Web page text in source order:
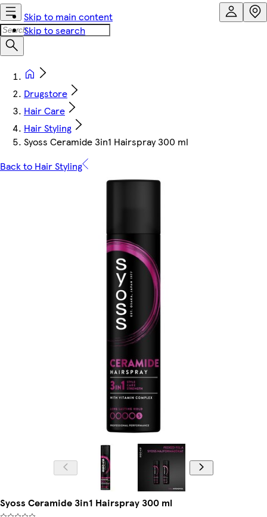
Skip to main content
Skip to search
Drugstore
Hair Care
Hair Styling
Syoss Ceramide 3in1 Hairspray 300 ml
Back to Hair Styling
Syoss Ceramide 3in1 Hairspray 300 ml